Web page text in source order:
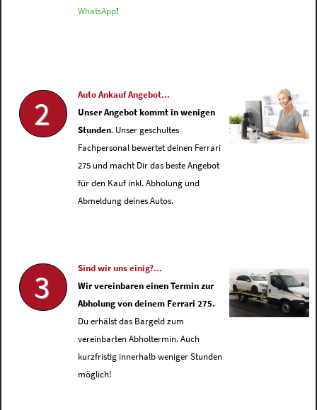
WhatsApp!
2
Auto Ankauf Angebot...
Unser Angebot kommt in wenigen
Stunden. Unser geschultes
Fachpersonal bewertet deinen Ferrari
275 und macht Dir das beste Angebot
für den Kauf inkl. Abholung und
Abmeldung deines Autos.
3
Sind wir uns einig?...
Wir vereinbaren einen Termin zur
Abholung von deinem Ferrari 275.
Du erhälst das Bargeld zum
vereinbarten Abholtermin. Auch
kurzfristig innerhalb weniger Stunden
möglich!